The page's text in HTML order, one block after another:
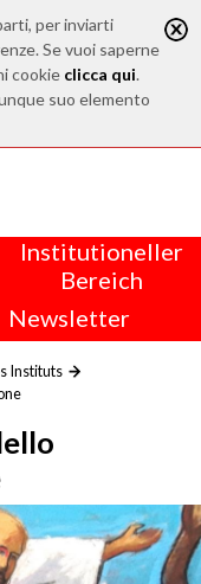
per inviarti
Se vuoi saperne
cookie clicca qui.
suo elemento
Institutioneller
Bereich
Newsletter
Instituts